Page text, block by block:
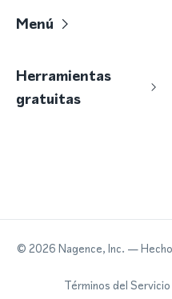
Menú
Herramientas
gratuitas
© 2026 Nagence, Inc. —
Términos del Servicio